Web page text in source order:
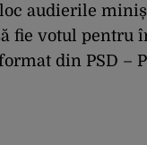
audierile
fie votul pentru
din PSD –